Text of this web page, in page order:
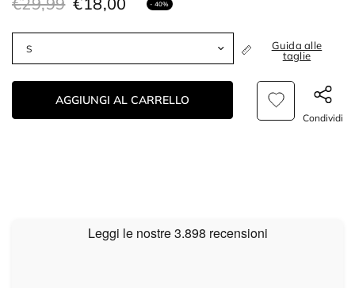
- 40%
Guida alle
taglie
AGGIUNGI AL CARRELLO
Condividi